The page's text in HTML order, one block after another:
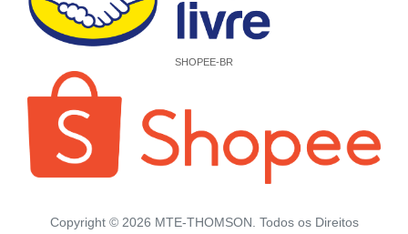
SHOPEE-BR
Copyright © 2026 MTE-THOMSON. Todos os Direitos